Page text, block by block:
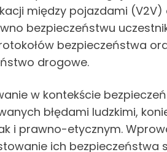
między pojazdami
bezpieczeństwu
bezpieczeństwa
drogowe.
w kontekście
błędami ludzkimi,
i prawno-etycznym.
ich bezpieczeństwa